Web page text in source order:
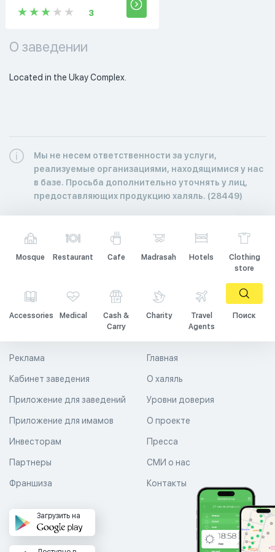
3
О заведении
Located in the Ukay Complex.
Мы не несем ответственности за услуги,
реализуемые организациями, находящимися у нас
в базе. Просьба дополнительно уточнять у лиц,
предоставляющих продукцию халяль. (28449)
Mosque Restaurant Cafe Madrasah Hotels
Clothing
store
Accessories Medical
Cash &
Carry
Charity
Travel
Agents
Поиск
Главная
О халяль
Уровни доверия
Реклама
Кабинет заведения
Приложение для заведений
Приложение для имамов О проекте
Пресса
СМИ о нас
Контакты
Инвесторам
Партнеры
Франшиза
Загрузить на